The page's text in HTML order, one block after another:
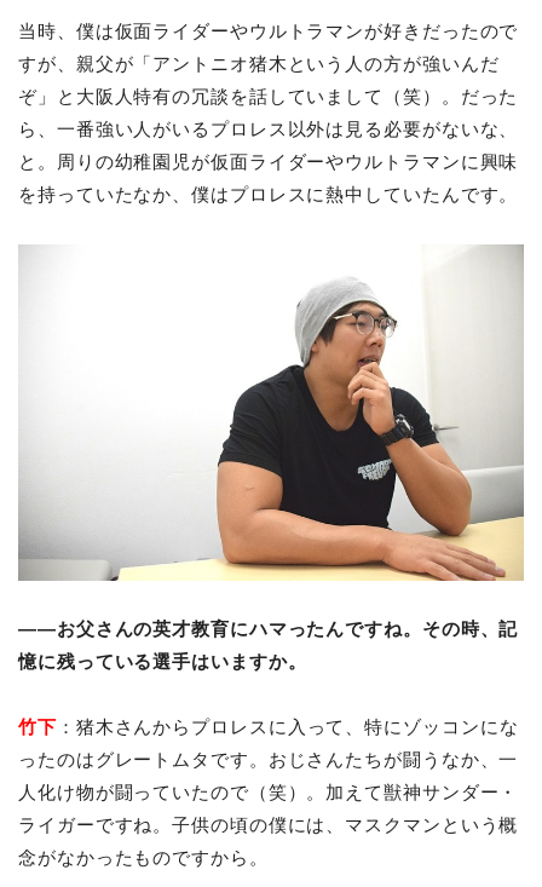
当時、僕は仮面ライダーやウルトラマンが好きだったので
すが、親父が「アントニオ猪木という人の方が強いんだ
ぞ」と大阪人特有の冗談を話していまして（笑）。だった
ら、一番強い人がいるプロレス以外は見る必要がないな、
と。周りの幼稚園児が仮面ライダーやウルトラマンに興味
を持っていたなか、僕はプロレスに熱中していたんです。
――お父さんの英才教育にハマったんですね。その時、記
憶に残っている選手はいますか。
竹下 ：猪木さんからプロレスに入って、特にゾッコンにな
ったのはグレートムタです。おじさんたちが闘うなか、一
人化け物が闘っていたので（笑）。加えて獣神サンダー・
ライガーですね。子供の頃の僕には、マスクマンという概
念がなかったものですから。